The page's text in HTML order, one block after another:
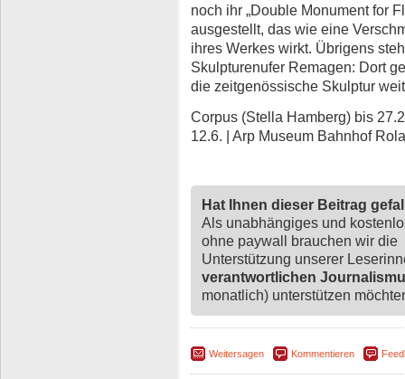
noch ihr „Double Monument for
ausgestellt, das wie eine
ihres Werkes wirkt. Übrigens
Skulpturenufer Remagen: Dort
die zeitgenössische Skulptur
Corpus (Stella Hamberg) bis
12.6. | Arp Museum Bahnhof
Hat Ihnen dieser Beitrag
Als unabhängiges und
ohne paywall brauchen wir die
Unterstützung unserer
verantwortlichen
monatlich) unterstützen
Weitersagen Kommentieren